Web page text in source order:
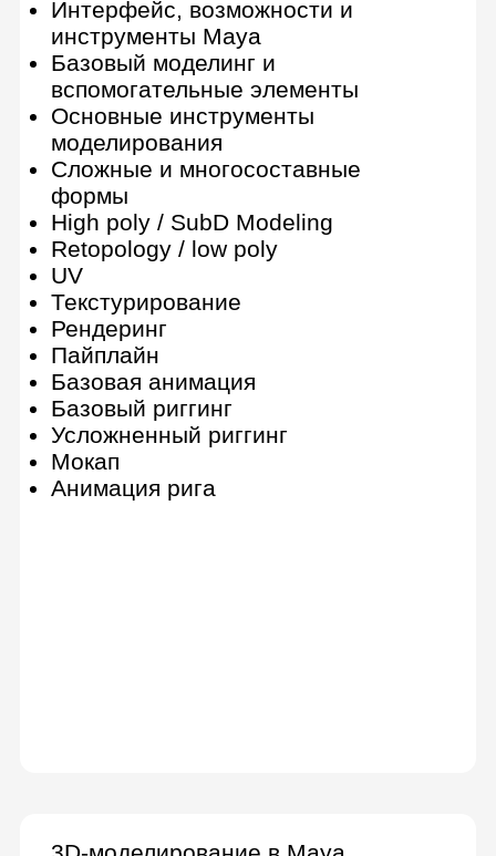
Создание более редких
материалов
Создание наклеек и этикеток
Полишинг
Substance Designer
Создание процедурного материала
для камня в Substance Designer
Наложение и обработка материала
камня в Substance Painter
Research стилизации
Как делать стилизацию Borderlands
Неуникальный пайплайн
Экспорт
Game engines
Рендер в Marmoset Toolbag
Как устроен геймдев
Дополнительные аспекты работы
3D-художника